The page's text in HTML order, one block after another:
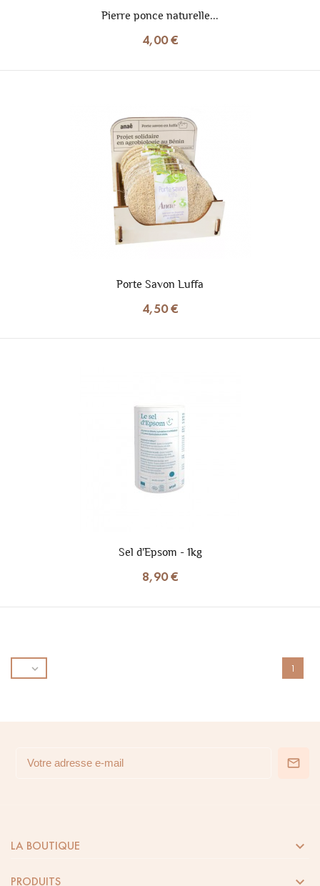
Pierre ponce naturelle...
4,00 €
Porte Savon Luffa
4,50 €
Sel d'Epsom - 1kg
8,90 €
 1
LA BOUTIQUE 
PRODUITS 